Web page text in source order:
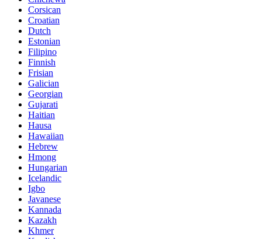
Corsican
Croatian
Dutch
Estonian
Filipino
Finnish
Frisian
Galician
Georgian
Gujarati
Haitian
Hausa
Hawaiian
Hebrew
Hmong
Hungarian
Icelandic
Igbo
Javanese
Kannada
Kazakh
Khmer